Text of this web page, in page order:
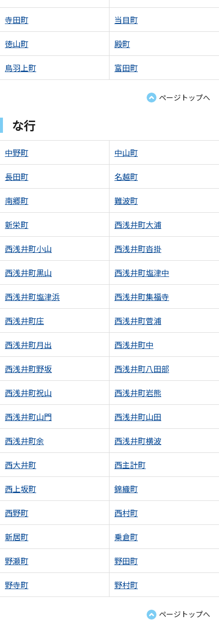
寺田町 当目町
徳山町 殿町
鳥羽上町 富田町
ページトップへ
な行
中野町 中山町
長田町 名越町
南郷町 難波町
新栄町 西浅井町大浦
西浅井町小山 西浅井町沓掛
西浅井町黒山 西浅井町塩津中
西浅井町塩津浜 西浅井町集福寺
西浅井町庄 西浅井町菅浦
西浅井町月出 西浅井町中
西浅井町野坂 西浅井町八田部
西浅井町祝山 西浅井町岩熊
西浅井町山門 西浅井町山田
西浅井町余 西浅井町横波
西大井町 西主計町
西上坂町 錦織町
西野町 西村町
新居町 乗倉町
野瀬町 野田町
野寺町 野村町
ページトップへ